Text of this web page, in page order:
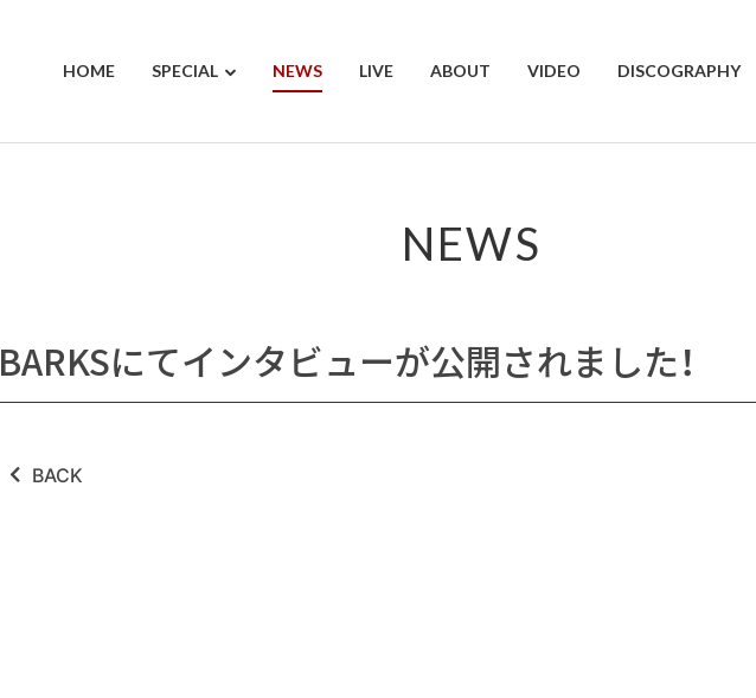
HOME SPECIAL NEWS LIVE ABOUT VIDEO DISCOGRAPHY
NEWS
BARKSにてインタビューが公開されました！
BACK